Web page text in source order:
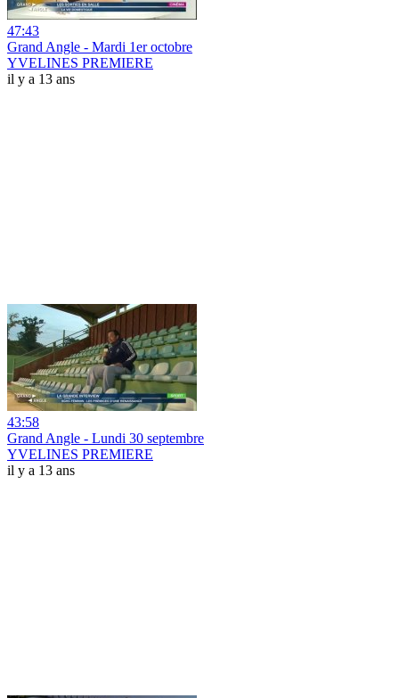
47:43
Grand Angle - Mardi 1er octobre
YVELINES PREMIERE
il y a 13 ans
43:58
Grand Angle - Lundi 30 septembre
YVELINES PREMIERE
il y a 13 ans